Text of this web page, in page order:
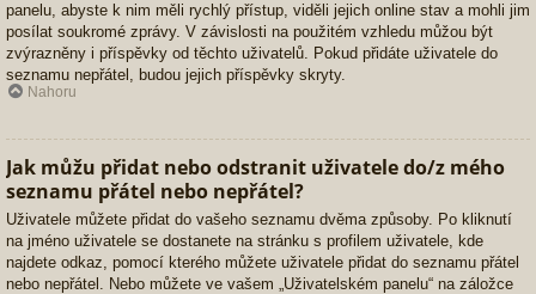
panelu, abyste k nim měli rychlý přístup, viděli jejich online stav a mohli jim
posílat soukromé zprávy. V závislosti na použitém vzhledu můžou být
zvýrazněny i příspěvky od těchto uživatelů. Pokud přidáte uživatele do
seznamu nepřátel, budou jejich příspěvky skryty.
Nahoru
Jak můžu přidat nebo odstranit uživatele do/z mého
seznamu přátel nebo nepřátel?
Uživatele můžete přidat do vašeho seznamu dvěma způsoby. Po kliknutí
na jméno uživatele se dostanete na stránku s profilem uživatele, kde
najdete odkaz, pomocí kterého můžete uživatele přidat do seznamu přátel
nebo nepřátel. Nebo můžete ve vašem „Uživatelském panelu“ na záložce